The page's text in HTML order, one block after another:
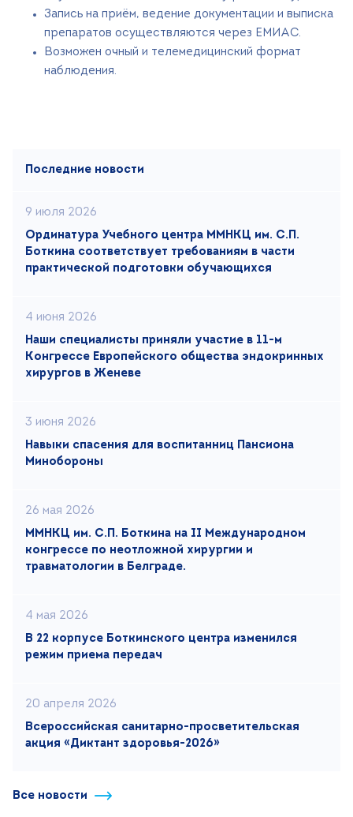
Запись на приём, ведение документации и выписка
препаратов осуществляются через ЕМИАС.
Возможен очный и телемедицинский формат
наблюдения.
Последние новости
9 июля 2026
Ординатура Учебного центра ММНКЦ им. С.П.
Боткина соответствует требованиям в части
практической подготовки обучающихся
4 июня 2026
Наши специалисты приняли участие в 11-м
Конгрессе Европейского общества эндокринных
хирургов в Женеве
3 июня 2026
Навыки спасения для воспитанниц Пансиона
Минобороны
26 мая 2026
ММНКЦ им. С.П. Боткина на II Международном
конгрессе по неотложной хирургии и
травматологии в Белграде.
4 мая 2026
В 22 корпусе Боткинского центра изменился
режим приема передач
20 апреля 2026
Всероссийская санитарно-просветительская
акция «Диктант здоровья-2026»
Все новости